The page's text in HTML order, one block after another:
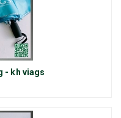
- kh viags